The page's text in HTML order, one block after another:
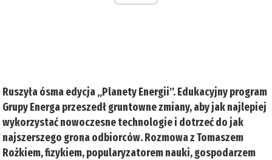
Ruszyła ósma edycja „Planety Energii”. Edukacyjny program
Grupy Energa przeszedł gruntowne zmiany, aby jak najlepiej
wykorzystać nowoczesne technologie i dotrzeć do jak
najszerszego grona odbiorców. Rozmowa z Tomaszem
Rożkiem, fizykiem, popularyzatorem nauki, gospodarzem